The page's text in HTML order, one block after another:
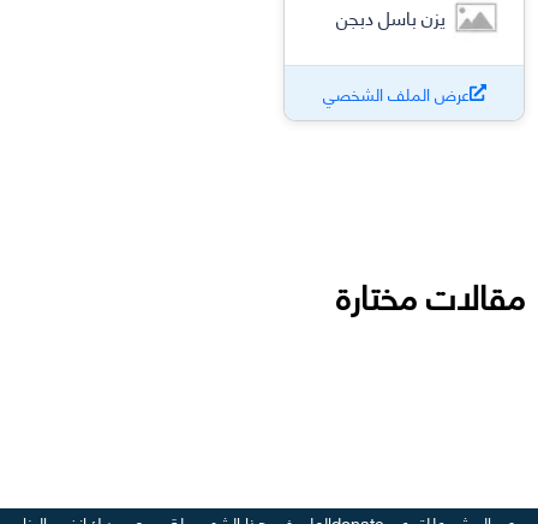
يزن باسل دبجن
عرض الملف الشخصي
مقالات مختارة